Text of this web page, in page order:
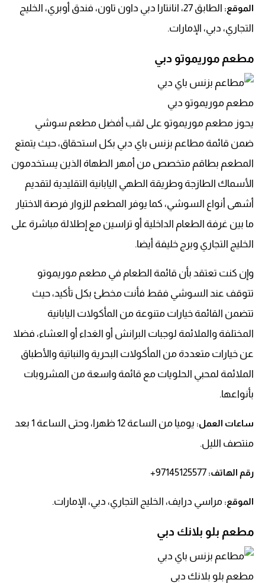
الموقع:
الطابق 27، انانتارا دبي داون تاون، فندق أوبري، الخليج
التجاري، دبي، الإمارات.
مطعم موريموتو دبي
مطعم موريموتو دبي
يحوز مطعم موريموتو على لقب أفضل مطعم سوشي
ضمن قائمة مطاعم بزنس باي دبي بكل استحقاق، حيث يتمتع
المطعم بطاقم متخصص من أمهر الطهاة الذين يستخدمون
الأسماك الطازجة وطريقة الطهي اليابانية التقليدية لتقديم
أشهى أنواع السوشي، كما يوفر المطعم للزوار فرصة الاختيار
ما بين غرفة الطعام الداخلية أو تراسين مع إطلالة مباشرة على
الخليج التجاري وبرج خليفة أيضا.
وإن كنت تعتقد بأن قائمة الطعام في مطعم موريموتو
تتوقف عند السوشي فقط فأنت مخطئ بكل تأكيد، حيث
تتضمن القائمة خيارات متنوعة من المأكولات اليابانية
المختلفة والملائمة لوجبات البرانش أو الغداء أو العشاء، فضلا
عن خيارات متعددة من المأكولات البحرية والنباتية والأطباق
الملائمة لمحبي الحلويات مع قائمة واسعة من المشروبات
بأنواعها.
ساعات العمل:
يوميا من الساعة 12 ظهرا، وحتى الساعة 1 بعد
منتصف الليل.
رقم الهاتف:
الموقع: مراسي درايف، الخليج التجاري، دبي، الإمارات.
مطعم بلو بلانك دبي
مطعم بلو بلانك دبي